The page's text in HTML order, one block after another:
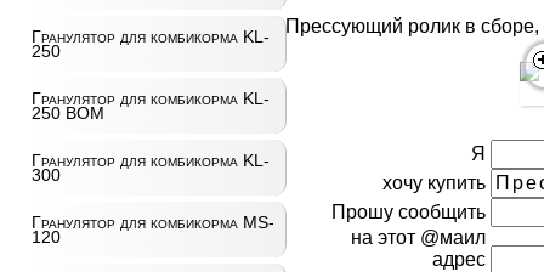
Гранулятор для комбикорма KL-
250
Гранулятор для комбикорма KL-
250 ВОМ
Гранулятор для комбикорма KL-
300
Гранулятор для комбикорма MS-
120
Прессующий ролик в сборе,
Я
хочу купить
Прошу сообщить
на этот @маил
адрес